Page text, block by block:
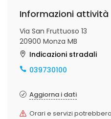
Informazioni attività
Via San Fruttuoso 13
20900 Monza MB
Indicazioni stradali
039730100
Aggiorna i dati
Orari e servizi